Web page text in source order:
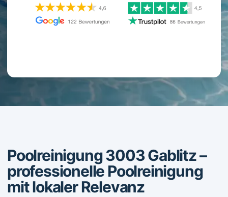
Poolreinigung 3003 Gablitz –
professionelle Poolreinigung
mit lokaler Relevanz